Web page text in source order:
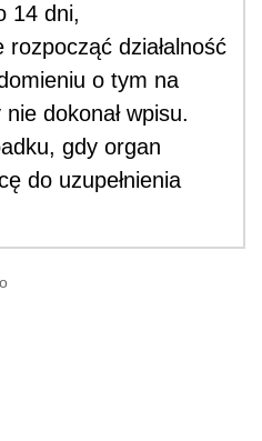
14 dni,
działalność
o tym na
dokonał wpisu.
gdy organ
do uzupełnienia